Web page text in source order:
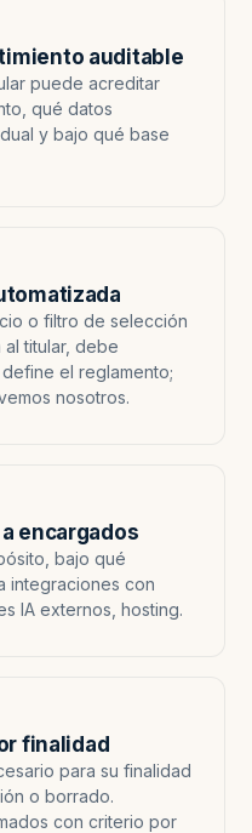
auditable
puede acreditar
qué datos
y bajo qué base
o filtro de selección
titular, debe
el reglamento;
nosotros.
encargados
bajo qué
integraciones con
IA externos, hosting.
finalidad
para su finalidad
o borrado.
con criterio por